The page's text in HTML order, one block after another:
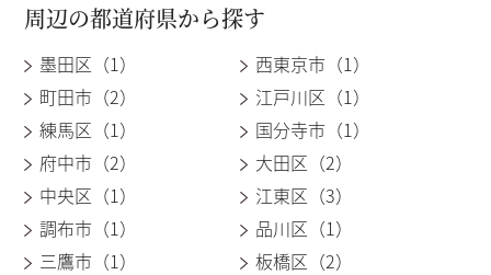
周辺の都道府県から探す
墨田区（1）
西東京市（1）
町田市（2）
江戸川区（1）
練馬区（1）
国分寺市（1）
府中市（2）
大田区（2）
中央区（1）
江東区（3）
調布市（1）
品川区（1）
三鷹市（1）
板橋区（2）